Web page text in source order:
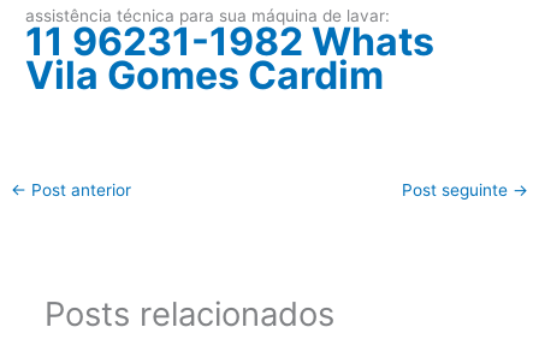
assistência técnica para sua máquina de lavar:
11 96231-1982 Whats
Vila Gomes Cardim
← Post anterior Post seguinte →
Posts relacionados